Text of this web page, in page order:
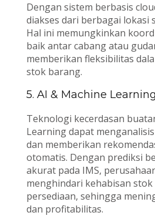
Dengan sistem berbasis
diakses dari berbagai lokasi
Hal ini memungkinkan
baik antar cabang atau
memberikan fleksibilitas
stok barang.
5. AI & Machine Learning
Teknologi kecerdasan
Learning dapat
dan memberikan
otomatis. Dengan prediksi
akurat pada IMS,
menghindari kehabisan
persediaan, sehingga
dan profitabilitas.